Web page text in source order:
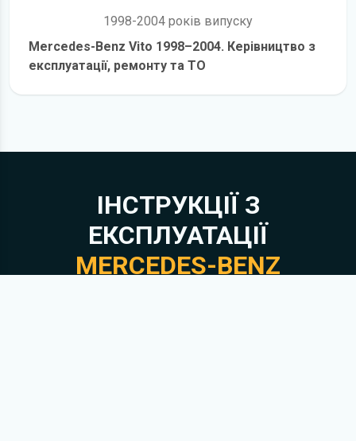
1998-2004 років випуску
Mercedes-Benz Vito 1998–2004. Керівництво з
експлуатації, ремонту та ТО
ІНСТРУКЦІЇ З
ЕКСПЛУАТАЦІЇ
MERCEDES-BENZ